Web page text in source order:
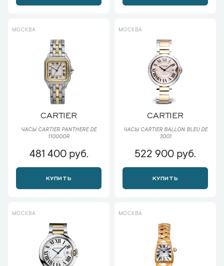
МОСКВА
CARTIER
ЧАСЫ CARTIER PANTHERE DE
110000R
481 400 руб.
КУПИТЬ
МОСКВА
CARTIER
ЧАСЫ CARTIER BALLON BLEU DE
3001
522 900 руб.
КУПИТЬ
МОСКВА МОСКВА